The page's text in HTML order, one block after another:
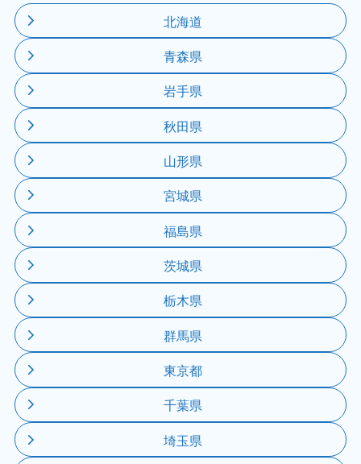
北海道
青森県
岩手県
秋田県
山形県
宮城県
福島県
茨城県
栃木県
群馬県
東京都
千葉県
埼玉県